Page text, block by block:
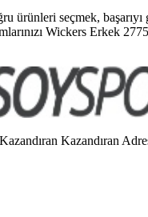
ürünleri seçmek,
Wickers Erkek
Kazandıran